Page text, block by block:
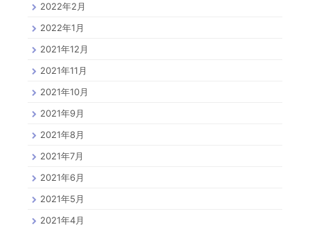
2022年2月
2022年1月
2021年12月
2021年11月
2021年10月
2021年9月
2021年8月
2021年7月
2021年6月
2021年5月
2021年4月